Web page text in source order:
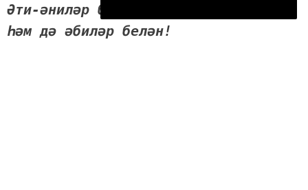
Әти-әниләр белән
Һәм дә әбиләр белән!